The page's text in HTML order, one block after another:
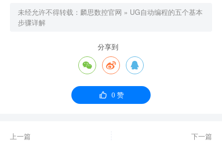
未经允许不得转载： 麟思数控官网 » UG自动编程的五个基本
步骤详解
分享到
  
 0赞
上一篇
下一篇